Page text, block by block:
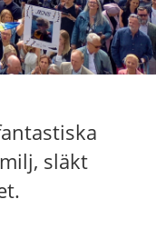
släkt